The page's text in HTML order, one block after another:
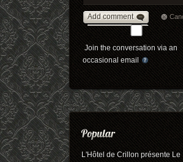
Add comment
Join the conversation via an
occasional email
L'Hôtel de Crillon présente Le